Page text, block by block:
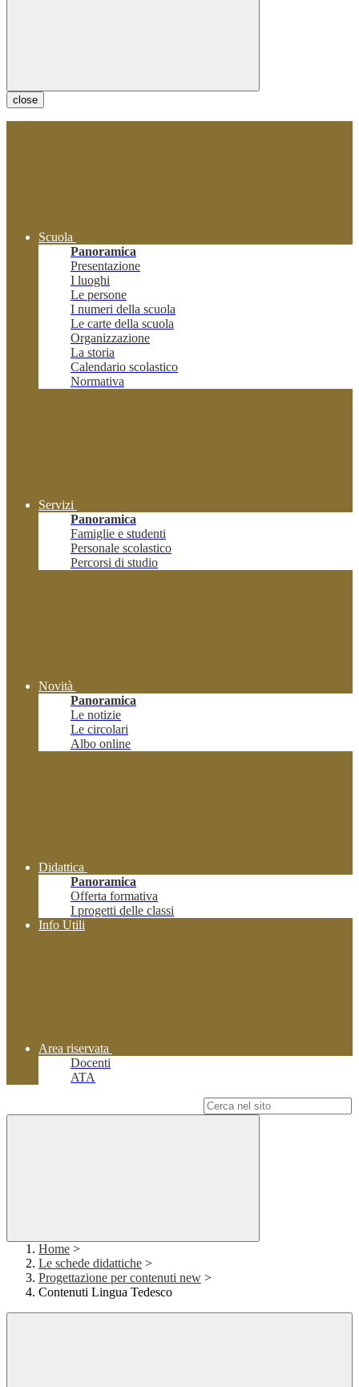
close
Scuola
Panoramica
Presentazione
I luoghi
Le persone
I numeri della scuola
Le carte della scuola
Organizzazione
La storia
Calendario scolastico
Normativa
Servizi
Panoramica
Famiglie e studenti
Personale scolastico
Percorsi di studio
Novità
Panoramica
Le notizie
Le circolari
Albo online
Didattica
Panoramica
Offerta formativa
I progetti delle classi
Info Utili
Area riservata
Docenti
ATA
Home >
Le schede didattiche >
Progettazione per contenuti new >
Contenuti Lingua Tedesco